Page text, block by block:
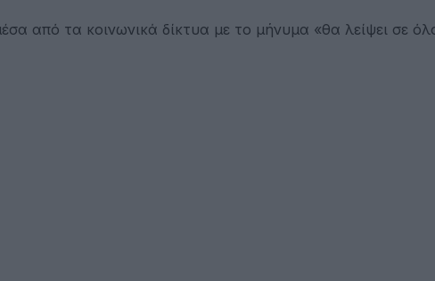
από τα κοινωνικά δίκτυα με το μήνυμα «θα λείψει σε